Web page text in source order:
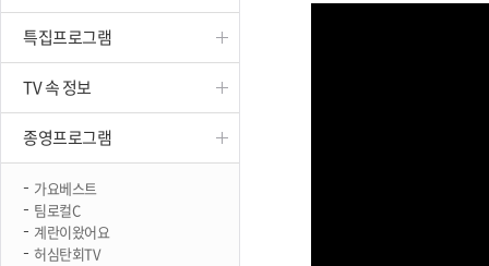
특집프로그램
TV 속 정보
종영프로그램
가요베스트
팀로컬C
계란이왔어요
허심탄회TV